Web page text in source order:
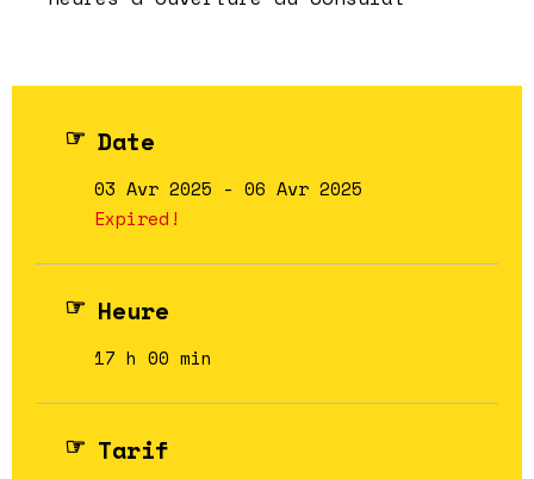
Date
03 Avr 2025 - 06 Avr 2025
Expired!
Heure
17 h 00 min
Tarif